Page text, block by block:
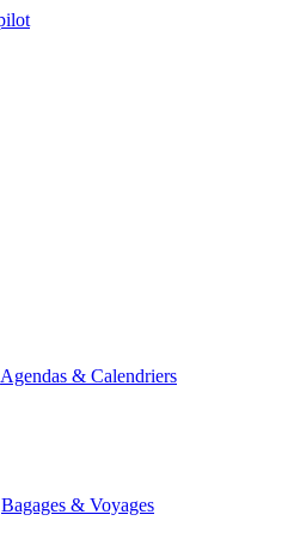
Agendas & Calendriers
Bagages & Voyages